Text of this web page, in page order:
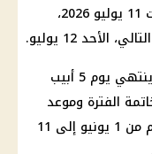
يوليو 2026
،
12 يوليو.
يوم 5 أبيب
هو خاتمة الفترة وموعد
الإفطار، بينما تعرض التقاويم فترة الصوم من 1 يونيو إلى 11